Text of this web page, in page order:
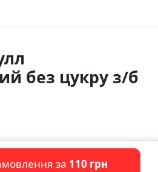
без цукру з/б
за 110 грн